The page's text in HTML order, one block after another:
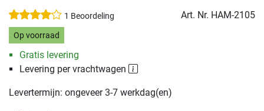
1 Beoordeling Art. Nr. HAM-2105
Op voorraad
Gratis levering
Levering per vrachtwagen
Levertermijn: ongeveer 3-7 werkdag(en)